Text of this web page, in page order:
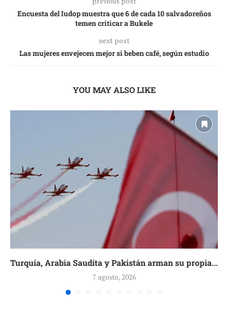
Encuesta del Iudop muestra que 6 de cada 10 salvadoreños
temen criticar a Bukele
next post
Las mujeres envejecen mejor si beben café, según estudio
YOU MAY ALSO LIKE
Turquía, Arabia Saudita y Pakistán arman su propia...
7 agosto, 2026